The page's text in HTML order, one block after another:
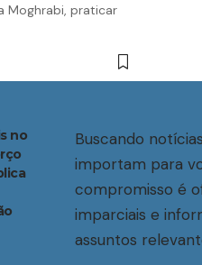
Moghrabi, praticar
no
Buscando
importam para
compromisso é
imparciais e
assuntos